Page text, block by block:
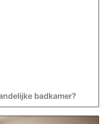
badkamer?